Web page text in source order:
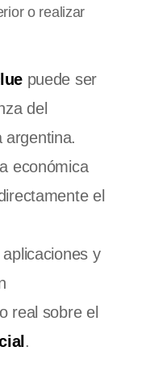
o realizar
puede ser
del
argentina.
económica
el
y
real sobre el
.